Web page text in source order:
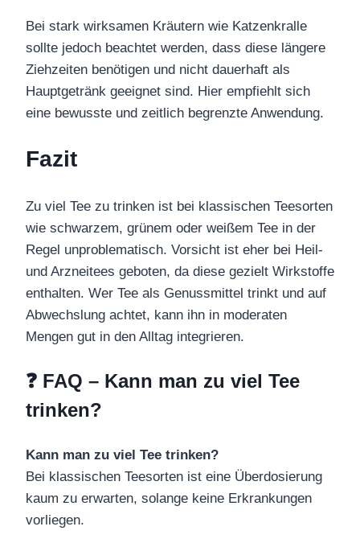
Bei stark wirksamen Kräutern wie Katzenkralle
sollte jedoch beachtet werden, dass diese längere
Ziehzeiten benötigen und nicht dauerhaft als
Hauptgetränk geeignet sind. Hier empfiehlt sich
eine bewusste und zeitlich begrenzte Anwendung.
Fazit
Zu viel Tee zu trinken ist bei klassischen Teesorten
wie schwarzem, grünem oder weißem Tee in der
Regel unproblematisch. Vorsicht ist eher bei Heil-
und Arzneitees geboten, da diese gezielt Wirkstoffe
enthalten. Wer Tee als Genussmittel trinkt und auf
Abwechslung achtet, kann ihn in moderaten
Mengen gut in den Alltag integrieren.
❓ FAQ – Kann man zu viel Tee
trinken?
Kann man zu viel Tee trinken?
Bei klassischen Teesorten ist eine Überdosierung
kaum zu erwarten, solange keine Erkrankungen
vorliegen.